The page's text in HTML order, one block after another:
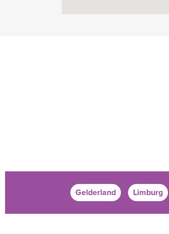
Gelderland Limburg